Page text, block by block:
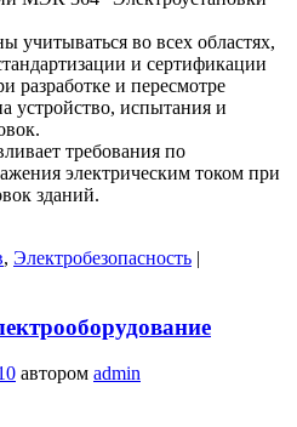
учитываться во всех областях,
и сертификации
разработке и пересмотре
устройство, испытания и
требования по
электрическим током при
зданий.
, Электробезопасность |
автором admin